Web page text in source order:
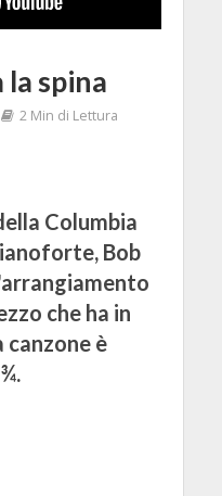
spina
2 Min di Lettura
Columbia
Bob
che ha in
canzone è